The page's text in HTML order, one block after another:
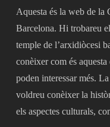
Aquesta és la web de la
Barcelona. Hi trobareu
temple de l’arxidiòcesi
conèixer com és
poden interessar més.
voldreu conèixer la
els aspectes culturals,